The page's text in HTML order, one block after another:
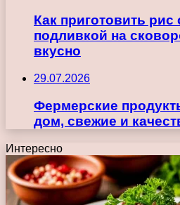
Как приготовить рис
подливкой на
вкусно
29.07.2026
Фермерские
дом, свежие и
Интересно